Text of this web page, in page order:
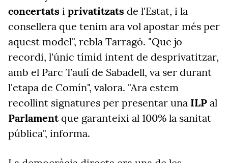
concertats i privatitzats de l'Estat, i la
consellera que tenim ara vol apostar més per
aquest model", rebla Tarragó. "Que jo
recordi, l'únic tímid intent de desprivatitzar,
amb el Parc Taulí de Sabadell, va ser durant
l'etapa de Comín", valora. "Ara estem
recollint signatures per presentar una ILP al
Parlamentque garanteixi al 100% la sanitat
pública", informa.